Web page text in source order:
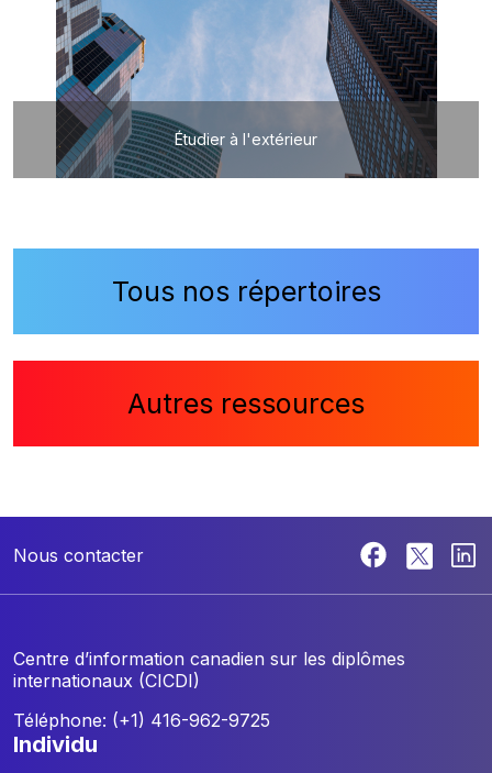
Étudier à l'extérieur
Tous nos répertoires
Autres ressources
Nous contacter
Centre d’information canadien sur les diplômes
internationaux (CICDI)
Téléphone: (+1) 416-962-9725
individu